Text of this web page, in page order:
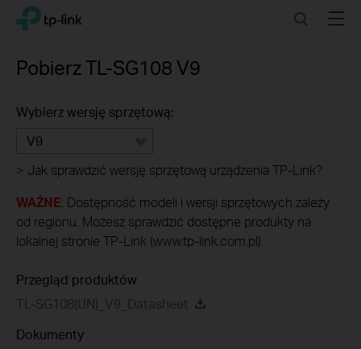
Click
navigation
TP-Link, Reliably Smart SearchMenu
PobierzTL-SG108 V9
Wybierz wersję sprzętową:
V9
> Jak sprawdzić wersję sprzętową urządzenia TP-Link?
WAŻNE: Dostępność modeli i wersji sprzętowych zależy
od regionu. Możesz sprawdzić dostępne produkty na
lokalnej stronie TP-Link (www.tp-link.com.pl).
Przegląd produktów
TL-SG108(UN)_V9_Datasheet
Dokumenty